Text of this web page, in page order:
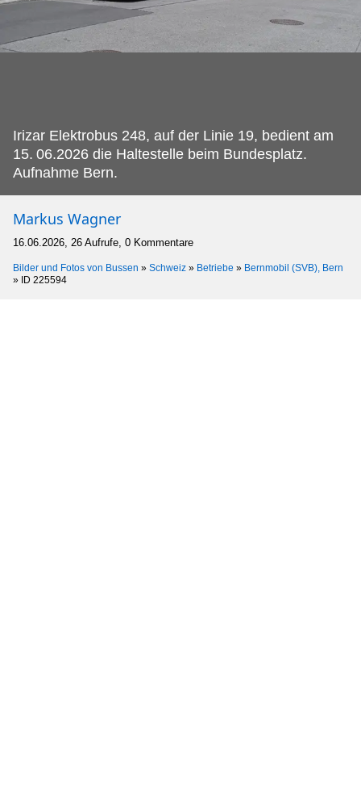
Irizar Elektrobus 248, auf der Linie 19, bedient am
15. 06.2026 die Haltestelle beim Bundesplatz.
Aufnahme Bern.
Markus Wagner
16.06.2026, 26 Aufrufe, 0 Kommentare
Bilder und Fotos von Bussen » Schweiz » Betriebe » Bernmobil (SVB), Bern
» ID 225594